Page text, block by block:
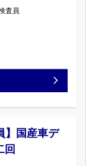
査員
】国産車デ
回